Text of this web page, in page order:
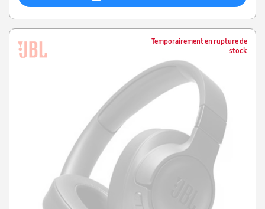
Temporairement en rupture de
stock